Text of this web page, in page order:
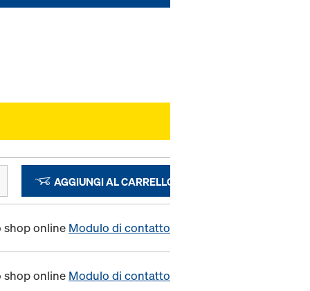
AGGIUNGI AL CARRELLO
shop online Modulo di contatto
shop online Modulo di contatto